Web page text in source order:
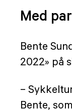
Med
Bente
2022» på
–
Bente,